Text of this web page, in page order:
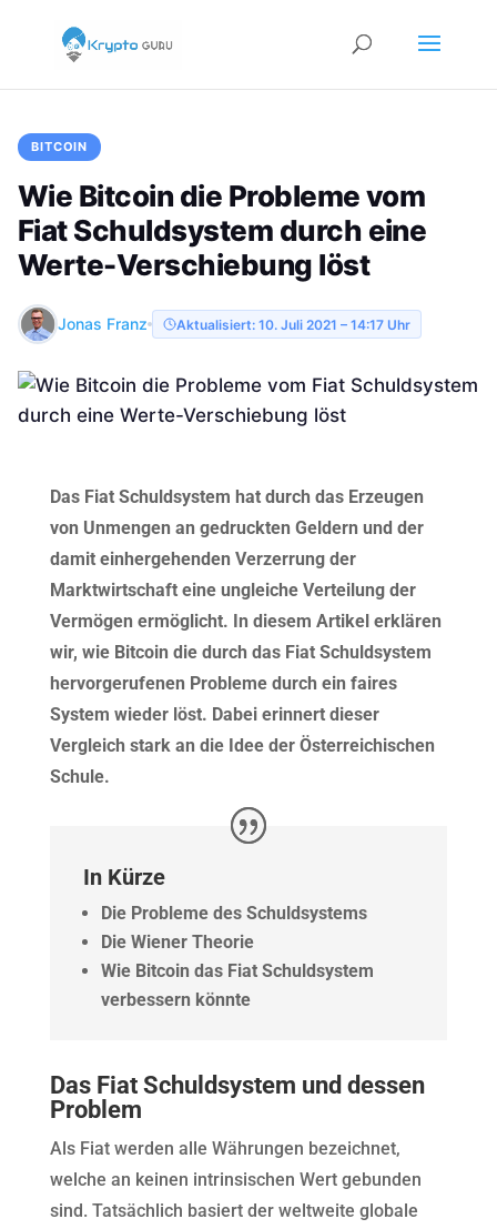
BITCOIN
Wie Bitcoin die Probleme vom
Fiat Schuldsystem durch eine
Werte-Verschiebung löst
Jonas Franz Aktualisiert: 10. Juli 2021 – 14:17 Uhr
Das Fiat Schuldsystem hat durch das Erzeugen
von Unmengen an gedruckten Geldern und der
damit einhergehenden Verzerrung der
Marktwirtschaft eine ungleiche Verteilung der
Vermögen ermöglicht. In diesem Artikel erklären
wir, wie Bitcoin die durch das Fiat Schuldsystem
hervorgerufenen Probleme durch ein faires
System wieder löst. Dabei erinnert dieser
Vergleich stark an die Idee der Österreichischen
Schule.
In Kürze
Die Probleme des Schuldsystems
Die Wiener Theorie
Wie Bitcoin das Fiat Schuldsystem
verbessern könnte
Das Fiat Schuldsystem und dessen
Problem
Als Fiat werden alle Währungen bezeichnet,
welche an keinen intrinsischen Wert gebunden
sind. Tatsächlich basiert der weltweite globale